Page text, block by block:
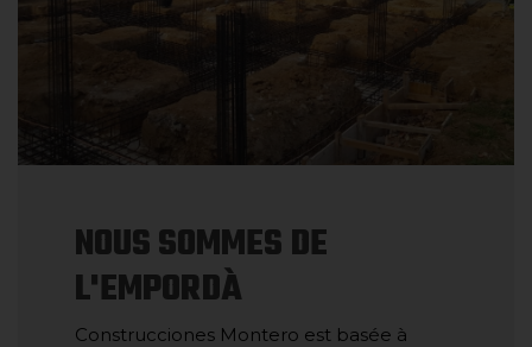
NOUS SOMMES DE
L'EMPORDÀ
Construcciones Montero est basée à